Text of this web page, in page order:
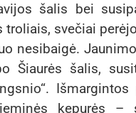
šalis bei
svečiai
nesibaigė.
Šiaurės šalis,
kepurės